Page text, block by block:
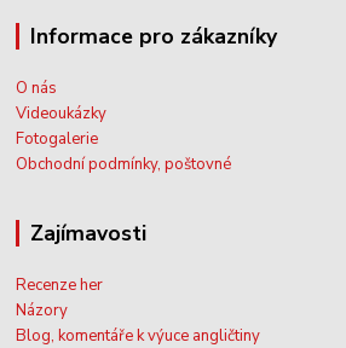
Informace pro zákazníky
O nás
Videoukázky
Fotogalerie
Obchodní podmínky, poštovné
Zajímavosti
Recenze her
Názory
Blog, komentáře k výuce angličtiny